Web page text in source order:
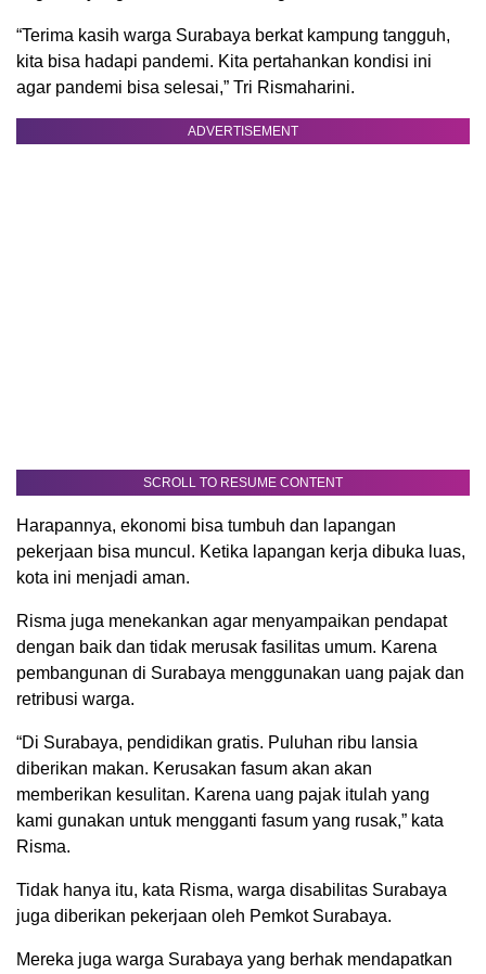
“Terima kasih warga Surabaya berkat kampung tangguh,
kita bisa hadapi pandemi. Kita pertahankan kondisi ini
agar pandemi bisa selesai,” Tri Rismaharini.
ADVERTISEMENT
SCROLL TO RESUME CONTENT
Harapannya, ekonomi bisa tumbuh dan lapangan
pekerjaan bisa muncul. Ketika lapangan kerja dibuka luas,
kota ini menjadi aman.
Risma juga menekankan agar menyampaikan pendapat
dengan baik dan tidak merusak fasilitas umum. Karena
pembangunan di Surabaya menggunakan uang pajak dan
retribusi warga.
“Di Surabaya, pendidikan gratis. Puluhan ribu lansia
diberikan makan. Kerusakan fasum akan akan
memberikan kesulitan. Karena uang pajak itulah yang
kami gunakan untuk mengganti fasum yang rusak,” kata
Risma.
Tidak hanya itu, kata Risma, warga disabilitas Surabaya
juga diberikan pekerjaan oleh Pemkot Surabaya.
Mereka juga warga Surabaya yang berhak mendapatkan